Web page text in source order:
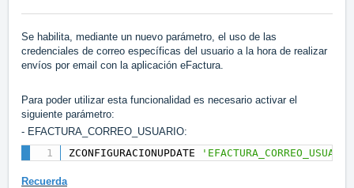
Se habilita, mediante un nuevo parámetro, el uso de las
credenciales de correo específicas del usuario a la hora de realizar
envíos por email con la aplicación eFactura.
Para poder utilizar esta funcionalidad es necesario activar el
siguiente parámetro:
- EFACTURA_CORREO_USUARIO:
ZCONFIGURACIONUPDATE
Recuerda